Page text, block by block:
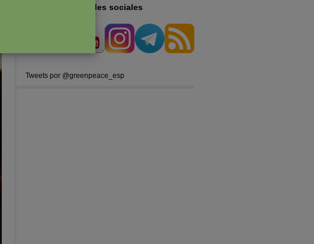
Síguenos en las redes sociales
Tweets por @greenpeace_esp